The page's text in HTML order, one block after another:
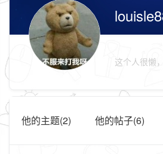
这个人很懒
他的主题(2) 他的帖子(6)